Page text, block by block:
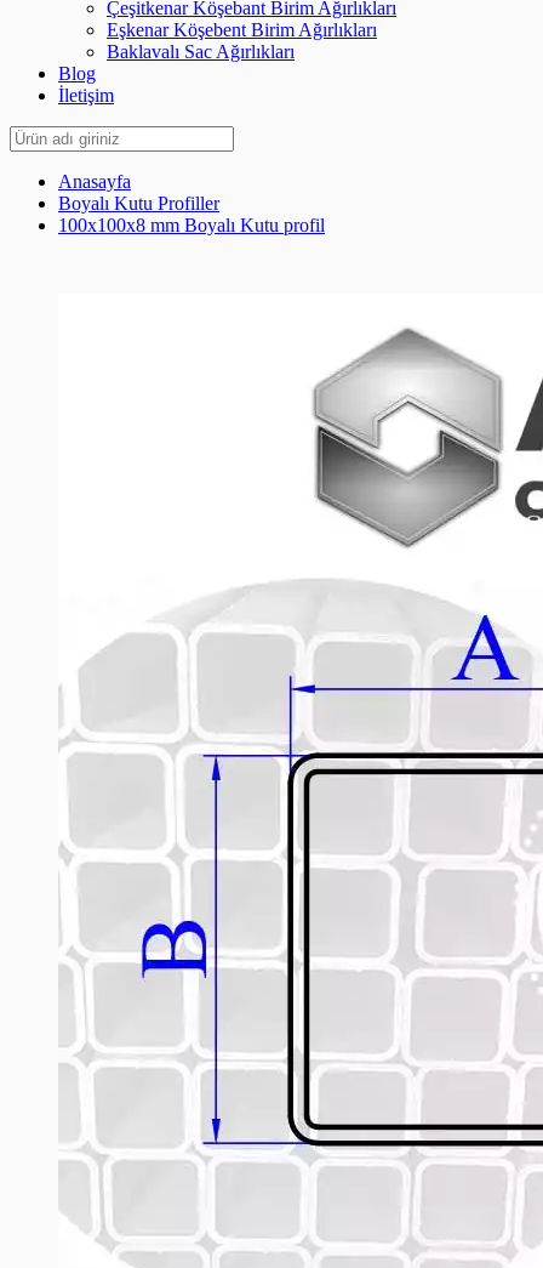
Çeşitkenar Köşebant Birim Ağırlıkları
Eşkenar Köşebent Birim Ağırlıkları
Baklavalı Sac Ağırlıkları
Blog
İletişim
Anasayfa
Boyalı Kutu Profiller
100x100x8 mm Boyalı Kutu profil